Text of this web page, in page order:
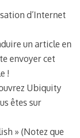
d’Internet
un article en
envoyer cet
!
Ubiquity
êtes sur
» (Notez que